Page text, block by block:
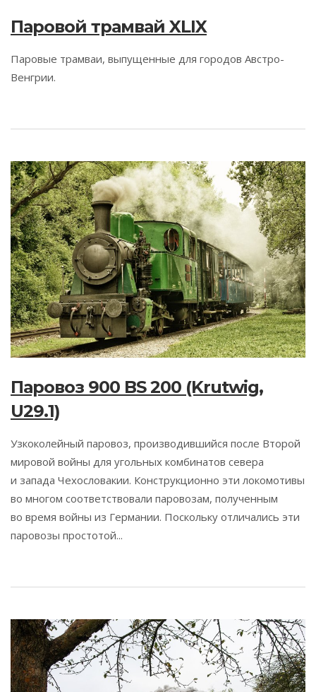
Паровой трамвай XLIX
Паровые трамваи, выпущенные для городов Австро-
Венгрии.
Паровоз 900 BS 200 (Krutwig,
U29.1)
Узкоколейный паровоз, производившийся после Второй
мировой войны для угольных комбинатов севера
и запада Чехословакии. Конструкционно эти локомотивы
во многом соответствовали паровозам, полученным
во время войны из Германии. Поскольку отличались эти
паровозы простотой...